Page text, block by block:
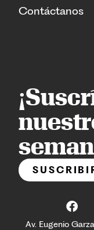
Contáctanos
Av. Eugenio